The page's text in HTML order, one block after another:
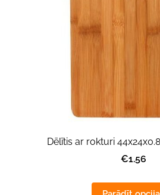
Dēlītis ar rokturi
€1.56